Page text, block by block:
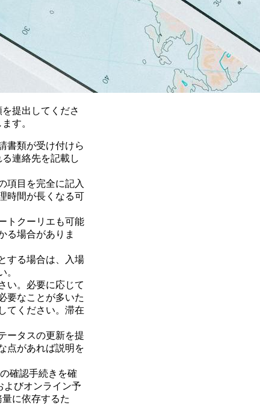
提出してくださ
す。
書類が受け付けら
連絡先を記載し
項目を完全に記入
時間が長くなる可
トクーリエも可能
る場合がありま
する場合は、入場
。
い。必要に応じて
要なことが多いた
てください。滞在
ータスの更新を提
点があれば説明を
確認手続きを確
よびオンライン予
に依存するた